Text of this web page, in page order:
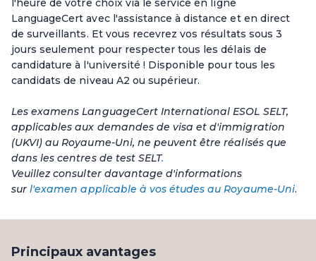
l'heure de votre choix via le service en ligne
LanguageCert avec l'assistance à distance et en direct
de surveillants. Et vous recevrez vos résultats sous 3
jours seulement pour respecter tous les délais de
candidature à l'université ! Disponible pour tous les
candidats de niveau A2 ou supérieur.
Les examens LanguageCert International ESOL SELT,
applicables aux demandes de visa et d'immigration
(UKVI) au Royaume-Uni, ne peuvent être réalisés que
dans les centres de test SELT.
Veuillez consulter davantage d'informations
sur l'examen applicable à vos études au Royaume-Uni.
Principaux avantages